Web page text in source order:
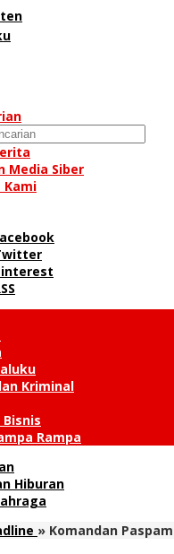
Media Siber
Kriminal
Rampa
Hiburan
» Komandan